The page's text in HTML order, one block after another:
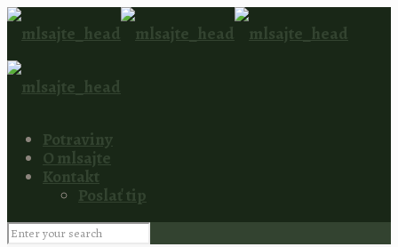
Potraviny
O mlsajte
Kontakt
Poslať tip